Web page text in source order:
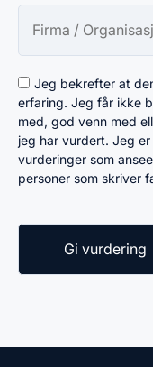
Jeg bekrefter at
erfaring. Jeg får ikke
med, god venn med
jeg har vurdert. Jeg
vurderinger som
personer som skriver